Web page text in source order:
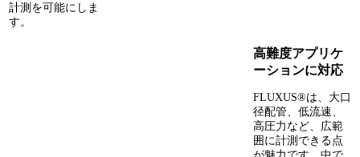
計測を可能にしま
す。
高難度アプリケ
ーションに対応
FLUXUS®は、大口
径配管、低流速、
高圧力など、広範
囲に計測できる点